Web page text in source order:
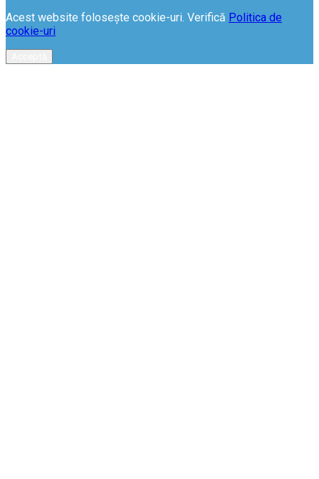
Acest website folosește cookie-uri. Verifică Politica de
cookie-uri